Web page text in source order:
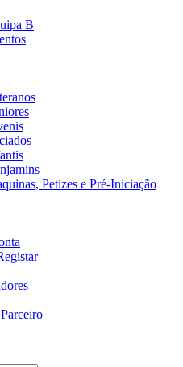
B
Petizes e Pré-Iniciação